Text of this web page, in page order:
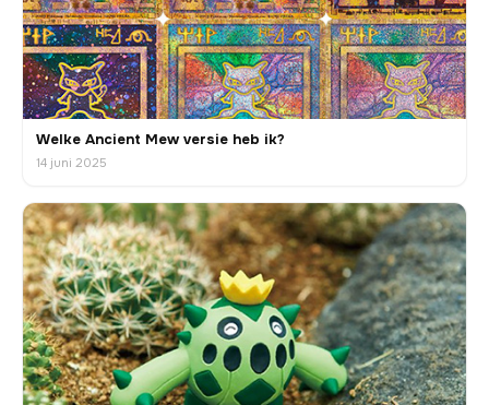
Welke Ancient Mew versie heb ik?
14 juni 2025